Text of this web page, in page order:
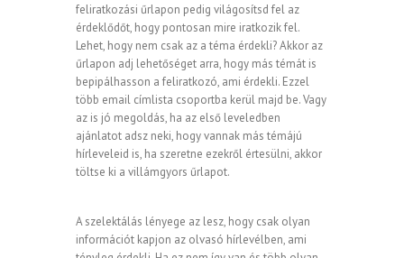
feliratkozási űrlapon pedig világosítsd fel az
érdeklődőt, hogy pontosan mire iratkozik fel.
Lehet, hogy nem csak az a téma érdekli? Akkor az
űrlapon adj lehetőséget arra, hogy más témát is
bepipálhasson a feliratkozó, ami érdekli. Ezzel
több email címlista csoportba kerül majd be. Vagy
az is jó megoldás, ha az első leveledben
ajánlatot adsz neki, hogy vannak más témájú
hírleveleid is, ha szeretne ezekről értesülni, akkor
töltse ki a villámgyors űrlapot.
A szelektálás lényege az lesz, hogy csak olyan
információt kapjon az olvasó hírlevélben, ami